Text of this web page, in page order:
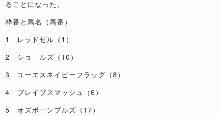
ることになった。
枠番と馬名（馬番）
1 レッドゼル（1）
2 ショールズ（10）
3 ユーエスネイビーフラッグ（8）
4 ブレイブスマッシュ（6）
5 オズボーンブルズ（17）